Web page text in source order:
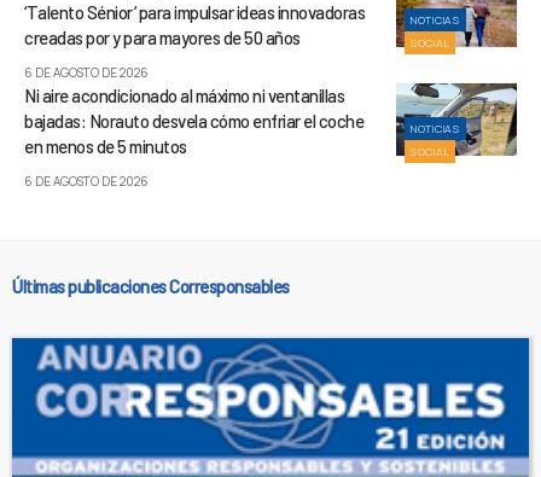
NOTICIAS
SOCIAL
‘Talento Sénior’ para impulsar ideas innovadoras
creadas por y para mayores de 50 años
6 DE AGOSTO DE 2026
NOTICIAS
SOCIAL
Ni aire acondicionado al máximo ni ventanillas
bajadas: Norauto desvela cómo enfriar el coche
en menos de 5 minutos
6 DE AGOSTO DE 2026
Últimas publicaciones Corresponsables